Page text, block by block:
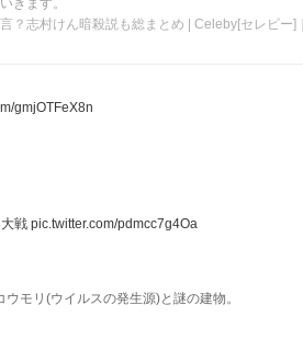
きます。
？志村けん暗殺説も総まとめ | Celeby[セレビー]｜
gmjOTFeX8n
戦 pic.twitter.com/pdmcc7g4Oa
モリ(ウイルスの発生源)と謎の建物。